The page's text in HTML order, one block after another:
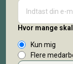
Hvor mange
Kun mig
Flere